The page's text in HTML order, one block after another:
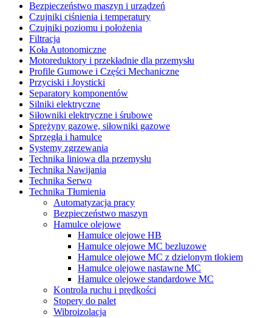
Bezpieczeństwo maszyn i urządzeń
Czujniki ciśnienia i temperatury
Czujniki poziomu i położenia
Filtracja
Koła Autonomiczne
Motoreduktory i przekładnie dla przemysłu
Profile Gumowe i Części Mechaniczne
Przyciski i Joysticki
Separatory komponentów
Silniki elektryczne
Siłowniki elektryczne i śrubowe
Sprężyny gazowe, siłowniki gazowe
Sprzęgła i hamulce
Systemy zgrzewania
Technika liniowa dla przemysłu
Technika Nawijania
Technika Serwo
Technika Tłumienia
Automatyzacja pracy
Bezpieczeństwo maszyn
Hamulce olejowe
Hamulce olejowe HB
Hamulce olejowe MC bezluzowe
Hamulce olejowe MC z dzielonym tłokiem
Hamulce olejowe nastawne MC
Hamulce olejowe standardowe MC
Kontrola ruchu i prędkości
Stopery do palet
Wibroizolacja